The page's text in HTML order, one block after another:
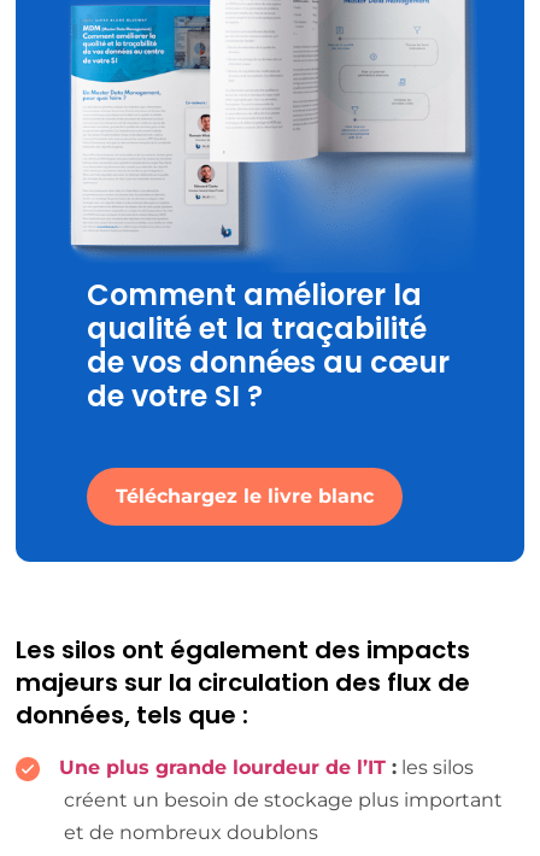
Comment améliorer la
qualité et la traçabilité
de vos données au cœur
de votre SI ?
Téléchargez le livre blanc
Les silos ont également des impacts
majeurs sur la circulation des flux de
données, tels que :
Une plus grande lourdeur de l’IT : les silos
créent un besoin de stockage plus important
et de nombreux doublons